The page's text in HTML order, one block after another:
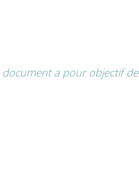
document a pour objectif de